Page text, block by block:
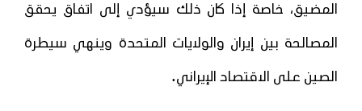
المضيق، خاصة إذا كان ذلك سيؤدي إلى اتفاق يحقق
المصالحة بين إيران والولايات المتحدة وينهي سيطرة
الصين على الاقتصاد الإيراني.